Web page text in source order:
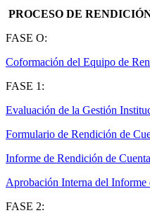
PROCESO DE
FASE O:
Coformación del Equipo de
FASE 1:
Evaluación de la Gestión
Formulario de Rendición de
Informe de Rendición de
Aprobación Interna del Informe
FASE 2: